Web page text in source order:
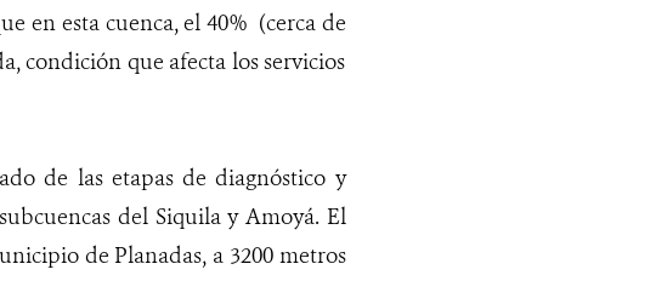
en esta cuenca, el 40% (cerca de
condición que afecta los servicios
de las etapas de diagnóstico y
del Siquila y Amoyá. El
de Planadas, a 3200 metros